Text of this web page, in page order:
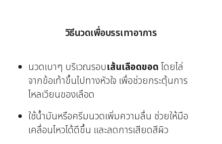
วิธีนวดเพื่อบรรเทาอาการ
นวดเบาๆ บริเวณรอบเส้นเลือดขอด โดยไล่
จากข้อเท้าขึ้นไปทางหัวใจ เพื่อช่วยกระตุ้นการ
ไหลเวียนของเลือด
ใช้น้ำมันหรือครีมนวดเพิ่มความลื่น ช่วยให้มือ
เคลื่อนไหวได้ดีขึ้น และลดการเสียดสีผิว